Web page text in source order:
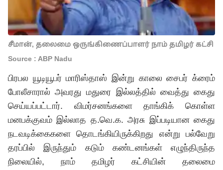
சீமான், தலைமை ஒருங்கிணைப்பாளர் நாம் தமிழர் கட்சி
Source : ABP Nadu
பிரபல யூடியூபர் மாரிஸ்தாஸ் இன்று காலை சைபர் க்ரைம்
போலீசாரால் அவரது மதுரை இல்லத்தில் வைத்து கைது
செய்யப்பட்டார். விமர்சனங்களை தாங்கிக் கொள்ள
மனபக்குவம் இல்லாத த.வெ.க. அரசு இப்படியான கைது
நடவடிக்கைகளை தொடங்கியிருக்கிறது என்று பல்வேறு
தரப்பில் இருந்தும் கடும் கண்டனங்கள் எழுந்திருந்த
நிலையில், நாம் தமிழர் கட்சியின் தலைமை